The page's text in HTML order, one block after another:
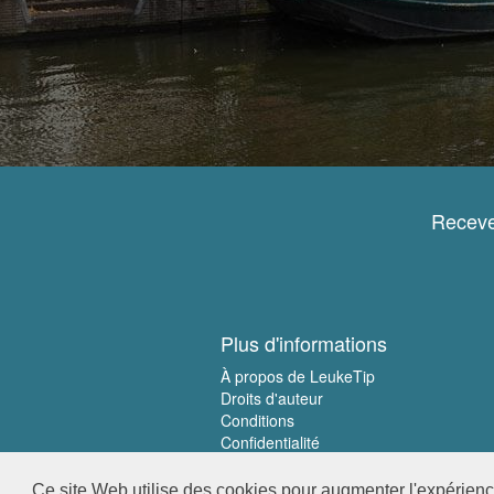
Plus d'informations
À propos de LeukeTip
Droits d'auteur
Conditions
Confidentialité